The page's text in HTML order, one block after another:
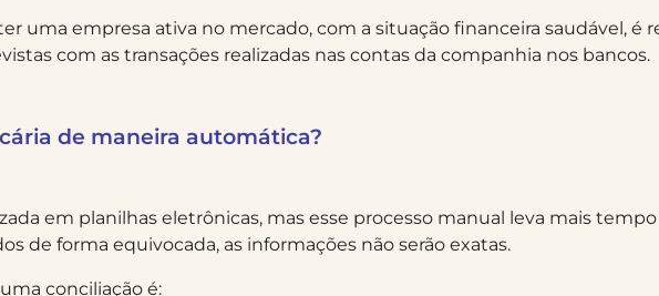
uma empresa ativa no mercado, com a situação financeira saudável, é
com as transações realizadas nas contas da companhia nos bancos.
de maneira automática?
em planilhas eletrônicas, mas esse processo manual leva mais
de forma equivocada, as informações não serão exatas.
conciliação é: